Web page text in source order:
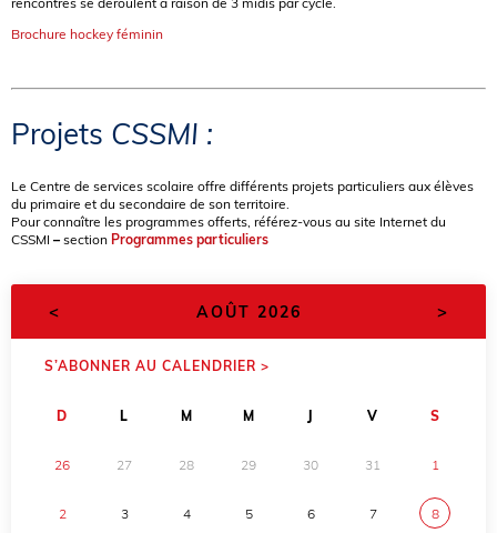
Brochure hockey féminin
Projets CSSMI :
Le Centre de services scolaire offre différents projets particuliers aux élèves
du primaire et du secondaire de son territoire.
Pour connaître les programmes offerts, référez-vous au site Internet du
CSSMI – section Programmes particuliers
< AOÛT 2026 >
S’ABONNER AU CALENDRIER >
D L M M V S
26 27 28 29 30 31 1
2 3 4 5 6 7 8